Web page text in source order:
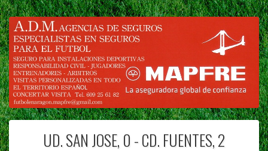
UD. SAN JOSE, 0 - CD. FUENTES, 2